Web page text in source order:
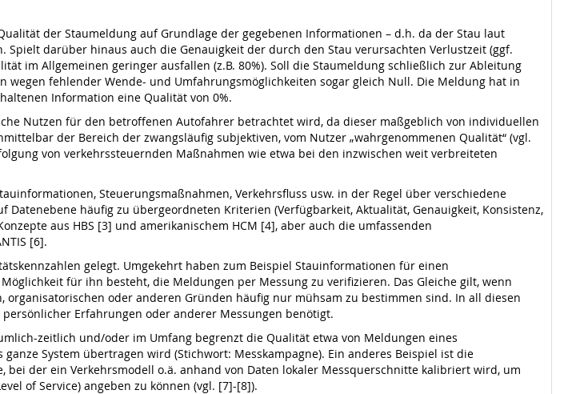
der Staumeldung auf Grundlage der gegebenen Informationen – d.h. da der Stau laut
Spielt darüber hinaus auch die Genauigkeit der durch den Stau verursachten Verlustzeit (ggf.
im Allgemeinen geringer ausfallen (z.B. 80%). Soll die Staumeldung schließlich zur Ableitung
fehlender Wende- und Umfahrungsmöglichkeiten sogar gleich Null. Die Meldung hat in
Information eine Qualität von 0%.
Nutzen für den betroffenen Autofahrer betrachtet wird, da dieser maßgeblich von individuellen
der Bereich der zwangsläufig subjektiven, vom Nutzer „wahrgenommenen Qualität“ (vgl.
von verkehrssteuernden Maßnahmen wie etwa bei den inzwischen weit verbreiteten
Steuerungsmaßnahmen, Verkehrsfluss usw. in der Regel über verschiedene
häufig zu übergeordneten Kriterien (Verfügbarkeit, Aktualität, Genauigkeit, Konsistenz,
aus HBS [3] und amerikanischem HCM [4], aber auch die umfassenden
[6].
gelegt. Umgekehrt haben zum Beispiel Stauinformationen für einen
für ihn besteht, die Meldungen per Messung zu verifizieren. Das Gleiche gilt, wenn
oder anderen Gründen häufig nur mühsam zu bestimmen sind. In all diesen
Erfahrungen oder anderer Messungen benötigt.
zeitlich und/oder im Umfang begrenzt die Qualität etwa von Meldungen eines
System übertragen wird (Stichwort: Messkampagne). Ein anderes Beispiel ist die
bei der ein Verkehrsmodell o.ä. anhand von Daten lokaler Messquerschnitte kalibriert wird, um
of Service) angeben zu können (vgl. [7]-[8]).